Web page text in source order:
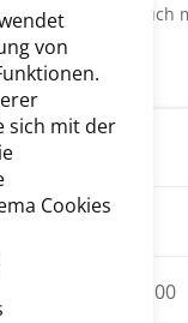
verzaubert euch
Details
18, 2026
16:00 to 18:00
von
sich mit der
Cookies